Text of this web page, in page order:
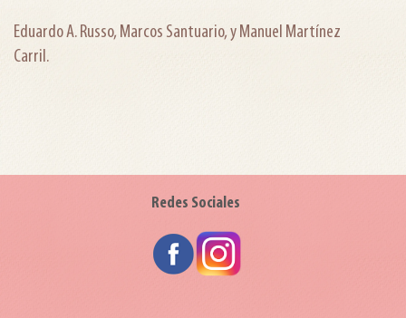
Eduardo A. Russo, Marcos Santuario, y Manuel Martínez
Carril.
Redes Sociales